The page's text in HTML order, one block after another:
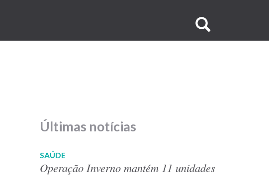
no
Últimas notícias
SAÚDE
Operação Inverno mantém 11 unidades